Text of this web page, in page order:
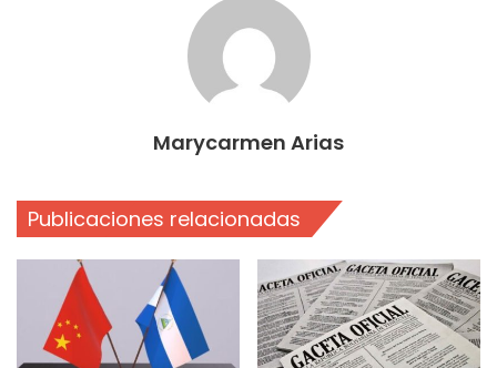
Marycarmen Arias
Publicaciones relacionadas